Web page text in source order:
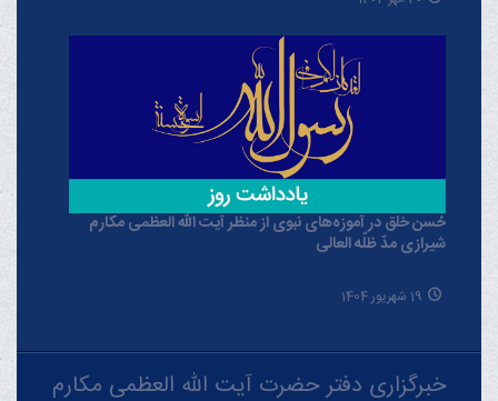
حُسن خلق در آموزه‌های نبوی از منظر آیت الله العظمی مکارم
شیرازی مدّ ظلّه العالی
19 شهریور 1404
خبرگزاری دفتر حضرت آیت الله العظمی مکارم